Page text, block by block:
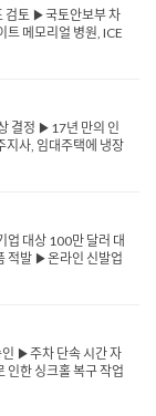
검토 ▶국토안보부 차
트 메모리얼 병원, ICE
협” 주장 ▶LA 소방...
결정 ▶17년 만의 인
사, 임대주택에 냉장
...
대상 100만 달러 대
적발 ▶온라인 신발업
’ 법안 ...
▶주차 단속 시간 자
인한 싱크홀 복구 작업
▶CDC, 코로나19 및